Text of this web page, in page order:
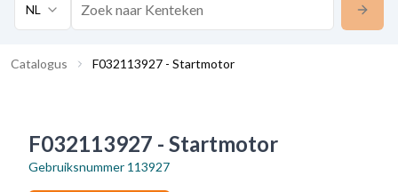
NL
Catalogus F032113927 - Startmotor
F032113927 - Startmotor
Gebruiksnummer 113927